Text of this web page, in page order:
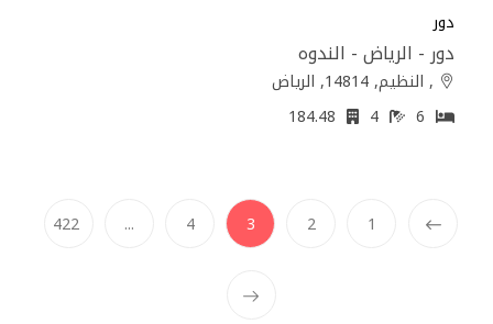
دور
دور - الرياض - الندوه
, النظيم, 14814, الرياض
4
1
2
3
(current)
4
...
422